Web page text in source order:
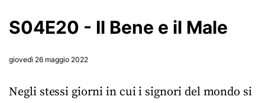
S04E20 - Il Bene e il Male
giovedì 26 maggio 2022
Negli stessi giorni in cui i signori del mondo si